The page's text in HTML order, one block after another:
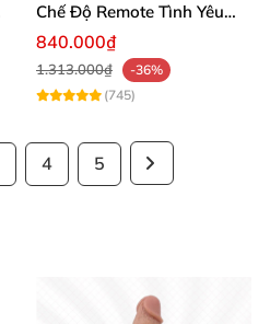
Chế Độ Remote Tình Yêu
Kích Thích
840.000₫
1.313.000₫
-36%
(745)
4 5